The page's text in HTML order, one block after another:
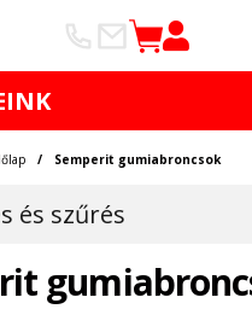
és szűrés
Semperit gumiabroncsok